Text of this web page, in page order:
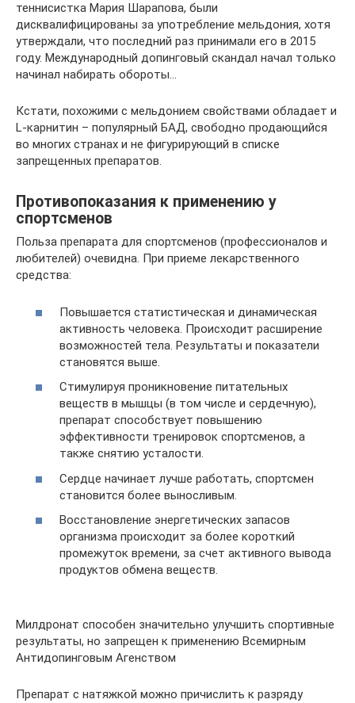
теннисистка Мария Шарапова, были
дисквалифицированы за употребление мельдония, хотя
утверждали, что последний раз принимали его в 2015
году. Международный допинговый скандал начал только
начинал набирать обороты…
Кстати, похожими с мельдонием свойствами обладает и
L-карнитин – популярный БАД, свободно продающийся
во многих странах и не фигурирующий в списке
запрещенных препаратов.
Противопоказания к применению у
спортсменов
Польза препарата для спортсменов (профессионалов и
любителей) очевидна. При приеме лекарственного
средства:
Повышается статистическая и динамическая
активность человека. Происходит расширение
возможностей тела. Результаты и показатели
становятся выше.
Стимулируя проникновение питательных
веществ в мышцы (в том числе и сердечную),
препарат способствует повышению
эффективности тренировок спортсменов, а
также снятию усталости.
Сердце начинает лучше работать, спортсмен
становится более выносливым.
Восстановление энергетических запасов
организма происходит за более короткий
промежуток времени, за счет активного вывода
продуктов обмена веществ.
Милдронат способен значительно улучшить спортивные
результаты, но запрещен к применению Всемирным
Антидопинговым Агенством
Препарат с натяжкой можно причислить к разряду